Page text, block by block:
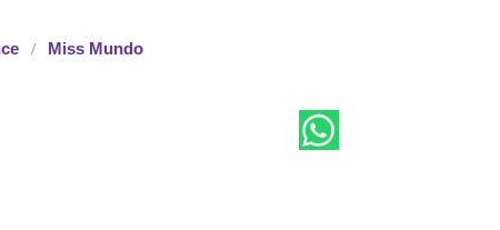
Miss Mundo